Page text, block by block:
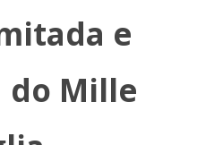
e
do Mille